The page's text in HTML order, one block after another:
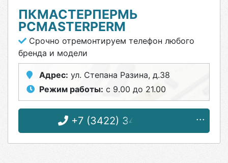
ПКМАСТЕРПЕРМЬ
PCMASTERPERM
Срочно отремонтируем телефон любого
бренда и модели
Адрес: ул. Степана Разина, д.38
Режим работы: с 9.00 до 21.00
+7 (3422) 34-70-03